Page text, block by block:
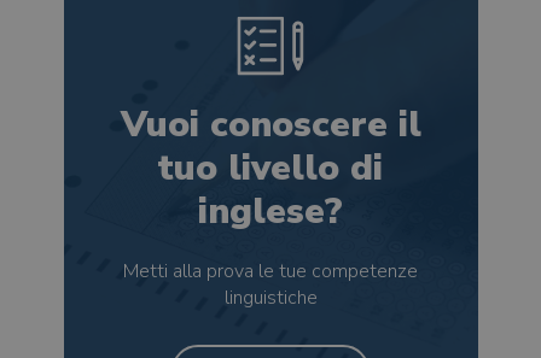
Vuoi conoscere il
tuo livello di
inglese?
Metti alla prova le tue competenze
linguistiche